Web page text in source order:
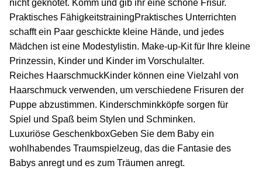
nicht geknotet. Komm und gib ihr eine schöne Frisur.
Praktisches FähigkeitstrainingPraktisches Unterrichten
schafft ein Paar geschickte kleine Hände, und jedes
Mädchen ist eine Modestylistin. Make-up-Kit für Ihre kleine
Prinzessin, Kinder und Kinder im Vorschulalter.
Reiches HaarschmuckKinder können eine Vielzahl von
Haarschmuck verwenden, um verschiedene Frisuren der
Puppe abzustimmen. Kinderschminkköpfe sorgen für
Spiel und Spaß beim Stylen und Schminken.
Luxuriöse GeschenkboxGeben Sie dem Baby ein
wohlhabendes Traumspielzeug, das die Fantasie des
Babys anregt und es zum Träumen anregt.